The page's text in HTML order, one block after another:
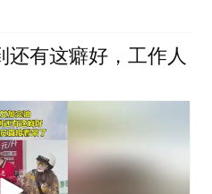
有这癖好，工作人